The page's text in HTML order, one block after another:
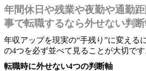
年間休日や残業や夜勤や通勤
事で転職するなら外せない判
年収アップを現実の“手残り”に変える
の4つを必ず並べて見ることが大切です
転職時に外せない4つの判断軸